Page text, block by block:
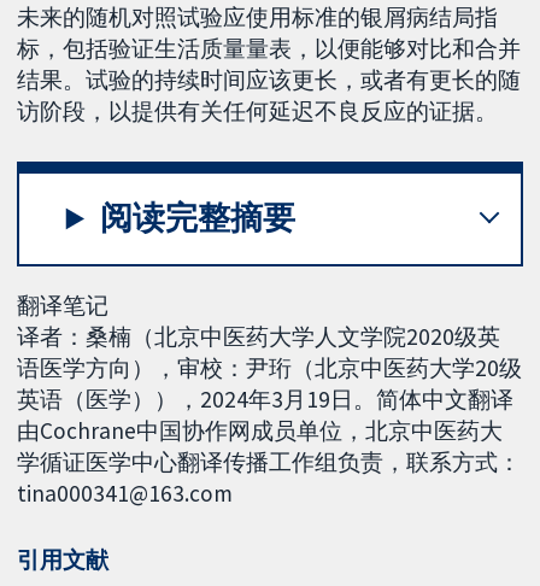
未来的随机对照试验应使用标准的银屑病结局指
标，包括验证生活质量量表，以便能够对比和合并
结果。试验的持续时间应该更长，或者有更长的随
访阶段，以提供有关任何延迟不良反应的证据。
阅读完整摘要
翻译笔记
译者：桑楠（北京中医药大学人文学院2020级英
语医学方向），审校：尹珩（北京中医药大学20级
英语（医学）），2024年3月19日。简体中文翻译
由Cochrane中国协作网成员单位，北京中医药大
学循证医学中心翻译传播工作组负责，联系方式：
tina000341@163.com
引用文献